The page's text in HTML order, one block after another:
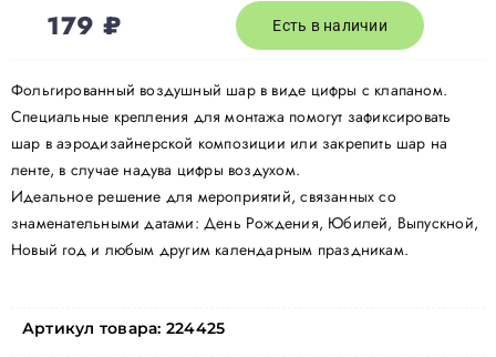
179 ₽ Есть в наличии
Фольгированный воздушный шар в виде цифры с клапаном.
Специальные крепления для монтажа помогут зафиксировать
шар в аэродизайнерской композиции или закрепить шар на
ленте, в случае надува цифры воздухом.
Идеальное решение для мероприятий, связанных со
знаменательными датами: День Рождения, Юбилей, Выпускной,
Новый год и любым другим календарным праздникам.
Артикул товара: 224425